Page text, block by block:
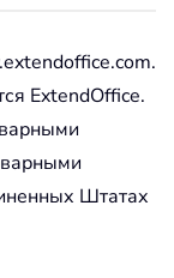
ExtendOffice.
Штатах